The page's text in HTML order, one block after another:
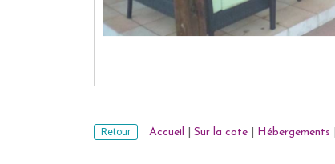
Retour Accueil Sur la cote Hébergements